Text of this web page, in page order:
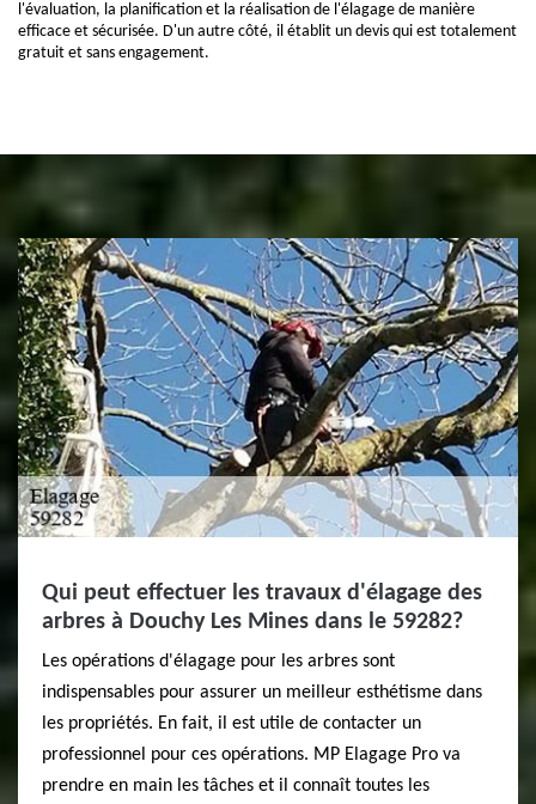
l'évaluation, la planification et la réalisation de l'élagage de manière
efficace et sécurisée. D'un autre côté, il établit un devis qui est totalement
gratuit et sans engagement.
Qui peut effectuer les travaux d'élagage des
arbres à Douchy Les Mines dans le 59282?
Les opérations d'élagage pour les arbres sont
indispensables pour assurer un meilleur esthétisme dans
les propriétés. En fait, il est utile de contacter un
professionnel pour ces opérations. MP Elagage Pro va
prendre en main les tâches et il connaît toutes les